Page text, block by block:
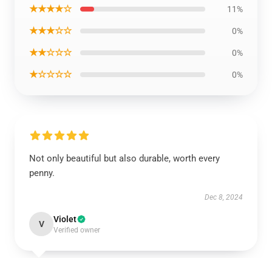
★★★★☆ 11%
★★★☆☆ 0%
★★☆☆☆ 0%
★☆☆☆☆ 0%
Not only beautiful but also durable, worth every
penny.
Dec 8, 2024
V Violet
Verified owner